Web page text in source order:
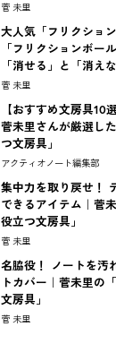
菅 未里
大人気「フリクショ
「フリクションボー
「消せる」と「消え
菅 未里
【おすすめ文房具10
菅未里さんが厳選し
つ文房具」
アクティオノート編集部
集中力を取り戻せ！
できるアイテム｜菅
役立つ文房具」
菅 未里
名脇役！ ノートを汚
トカバー｜菅未里の
文房具」
菅 未里